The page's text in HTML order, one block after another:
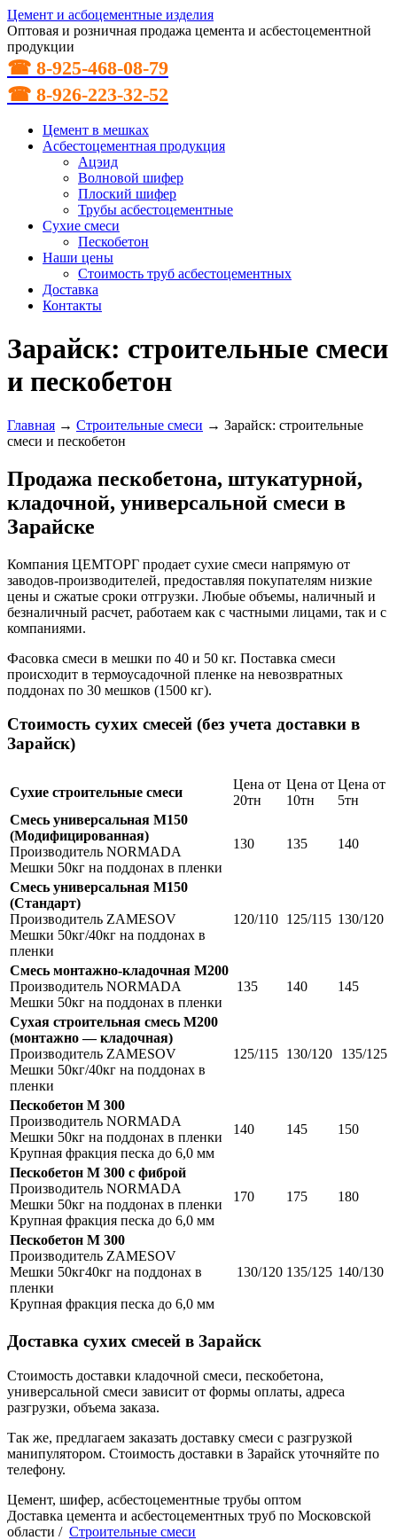
Цемент и асбоцементные изделия
Оптовая и розничная продажа цемента и асбестоцементной
продукции
☎ 8-925-468-08-79
☎ 8-926-223-32-52
Цемент в мешках
Асбестоцементная продукция
Ацэид
Волновой шифер
Плоский шифер
Трубы асбестоцементные
Сухие смеси
Пескобетон
Наши цены
Стоимость труб асбестоцементных
Доставка
Контакты
Зарайск: строительные смеси
и пескобетон
Главная → Строительные смеси → Зарайск: строительные
смеси и пескобетон
Продажа пескобетона, штукатурной,
кладочной, универсальной смеси в
Зарайске
Компания ЦЕМТОРГ продает сухие смеси напрямую от
заводов-производителей, предоставляя покупателям низкие
цены и сжатые сроки отгрузки. Любые объемы, наличный и
безналичный расчет, работаем как с частными лицами, так и с
компаниями.
Фасовка смеси в мешки по 40 и 50 кг. Поставка смеси
происходит в термоусадочной пленке на невозвратных
поддонах по 30 мешков (1500 кг).
Стоимость сухих смесей (без учета доставки в
Зарайск)
Сухие строительные смеси
Цена от
20тн
Цена от
10тн
Цена от
5тн
Смесь универсальная М150
(Модифицированная)
Производитель NORMADA
Мешки 50кг на поддонах в пленки
130 135 140
Смесь универсальная М150
(Стандарт)
Производитель ZAMESOV
Мешки 50кг/40кг на поддонах в
пленки
120/110 125/115 130/120
Смесь монтажно-кладочная М200
Производитель NORMADA
Мешки 50кг на поддонах в пленки
135 140 145
Сухая строительная смесь М200
(монтажно — кладочная)
Производитель ZAMESOV
Мешки 50кг/40кг на поддонах в
пленки
125/115 130/120 135/125
Пескобетон М 300
Производитель NORMADA
Мешки 50кг на поддонах в пленки
Крупная фракция песка до 6,0 мм
140 145 150
Пескобетон М 300 c фиброй
Производитель NORMADA
Мешки 50кг на поддонах в пленки
Крупная фракция песка до 6,0 мм
170 175 180
Пескобетон М 300
Производитель ZAMESOV
Мешки 50кг40кг на поддонах в
пленки
Крупная фракция песка до 6,0 мм
130/120 135/125 140/130
Доставка сухих смесей в Зарайск
Стоимость доставки кладочной смеси, пескобетона,
универсальной смеси зависит от формы оплаты, адреса
разгрузки, объема заказа.
Так же, предлагаем заказать доставку смеси с разгрузкой
манипулятором. Стоимость доставки в Зарайск уточняйте по
телефону.
Цемент, шифер, асбестоцементные трубы оптом
Доставка цемента и асбестоцементных труб по Московской
области / Строительные смеси